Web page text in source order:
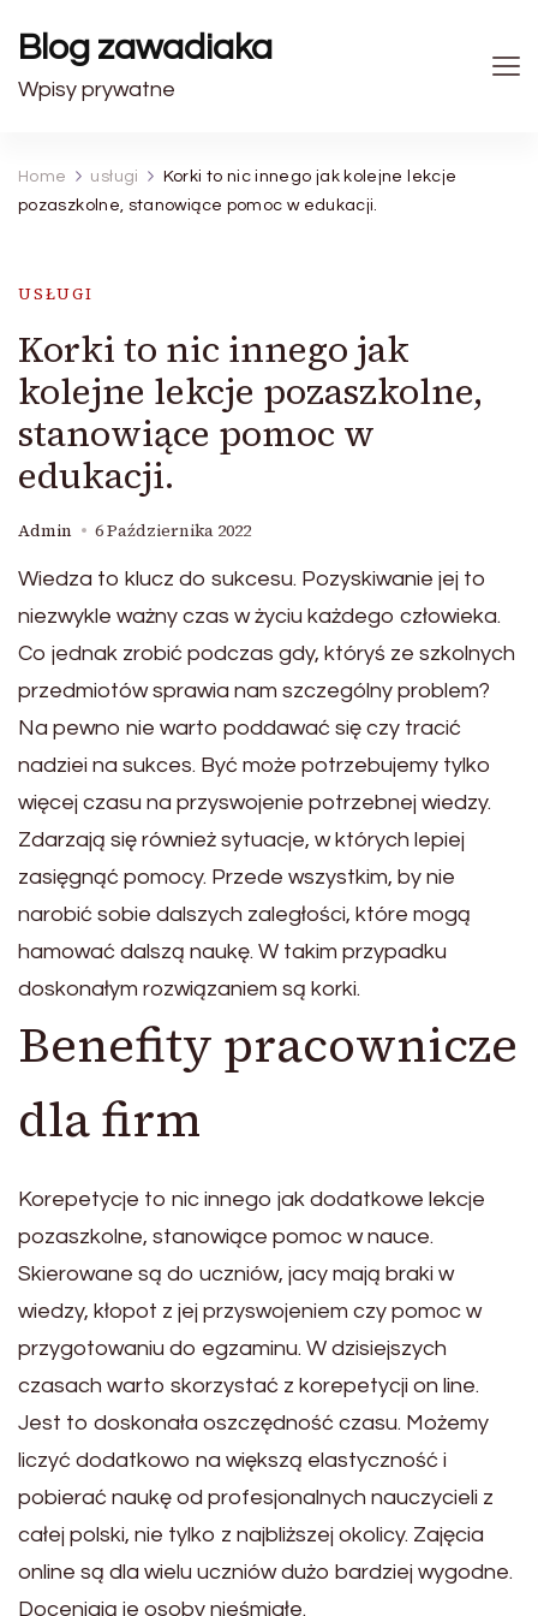
Blog zawadiaka
Wpisy prywatne
Home usługi
Korki to nic innego jak kolejne lekcje
pozaszkolne, stanowiące pomoc w edukacji.
USŁUGI
Korki to nic innego jak
kolejne lekcje pozaszkolne,
stanowiące pomoc w
edukacji.
Admin 6 Października 2022
Wiedza to klucz do sukcesu. Pozyskiwanie jej to
niezwykle ważny czas w życiu każdego człowieka.
Co jednak zrobić podczas gdy, któryś ze szkolnych
przedmiotów sprawia nam szczególny problem?
Na pewno nie warto poddawać się czy tracić
nadziei na sukces. Być może potrzebujemy tylko
więcej czasu na przyswojenie potrzebnej wiedzy.
Zdarzają się również sytuacje, w których lepiej
zasięgnąć pomocy. Przede wszystkim, by nie
narobić sobie dalszych zaległości, które mogą
hamować dalszą naukę. W takim przypadku
doskonałym rozwiązaniem są korki.
Benefity pracownicze
dla firm
Korepetycje to nic innego jak dodatkowe lekcje
pozaszkolne, stanowiące pomoc w nauce.
Skierowane są do uczniów, jacy mają braki w
wiedzy, kłopot z jej przyswojeniem czy pomoc w
przygotowaniu do egzaminu. W dzisiejszych
czasach warto skorzystać z korepetycji on line.
Jest to doskonała oszczędność czasu. Możemy
liczyć dodatkowo na większą elastyczność i
pobierać naukę od profesjonalnych nauczycieli z
całej polski, nie tylko z najbliższej okolicy. Zajęcia
online są dla wielu uczniów dużo bardziej wygodne.
Doceniają je osoby nieśmiałe.